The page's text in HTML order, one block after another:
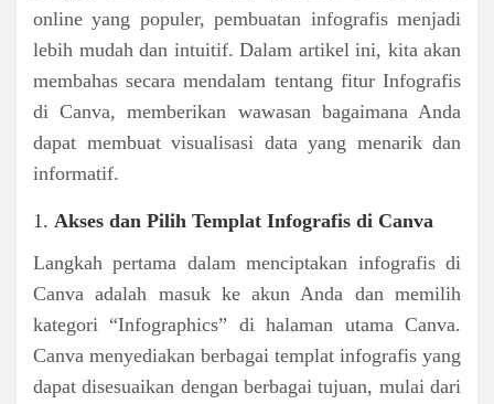
online yang populer, pembuatan infografis menjadi
lebih mudah dan intuitif. Dalam artikel ini, kita akan
membahas secara mendalam tentang fitur Infografis
di Canva, memberikan wawasan bagaimana Anda
dapat membuat visualisasi data yang menarik dan
informatif.
1. Akses dan Pilih Templat Infografis di Canva
Langkah pertama dalam menciptakan infografis di
Canva adalah masuk ke akun Anda dan memilih
kategori “Infographics” di halaman utama Canva.
Canva menyediakan berbagai templat infografis yang
dapat disesuaikan dengan berbagai tujuan, mulai dari